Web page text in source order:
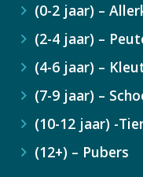
(0-2 jaar) –
(2-4 jaar) –
(4-6 jaar) –
(7-9 jaar) –
(10-12 jaar) -
(12+) – Pubers